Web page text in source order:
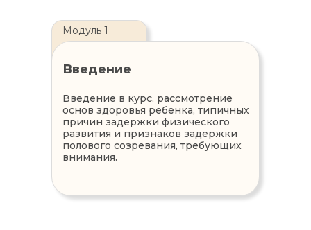
Введение в курс, рассмотрение
основ здоровья ребенка, типичных
причин задержки физического
развития и признаков задержки
полового созревания, требующих
внимания.
Введение
Модуль 1